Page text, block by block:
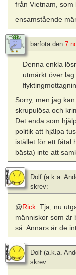
från Vietnam,
ensamstående
barfotaden 7
Denna enkla
utmärkt över
Sorry, men jag
skrupulösa och
Det enda som
politik att hjälpa
istället för ett fåtal
bästa) inte att
Dolf (a.k.a.
skrev:
@Rick: Tja, nu
människor som är
så. Annars är de
Dolf (a.k.a.
skrev: